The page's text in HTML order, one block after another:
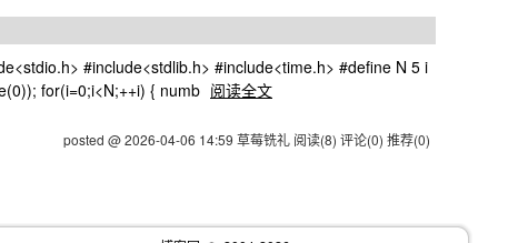
#include<stdlib.h> #include<time.h> #define N 5 i
for(i=0;i<N;++i) { numb 阅读全文
posted @ 2026-04-06 14:59 草莓铣礼 阅读(8) 评论(0) 推荐(0)